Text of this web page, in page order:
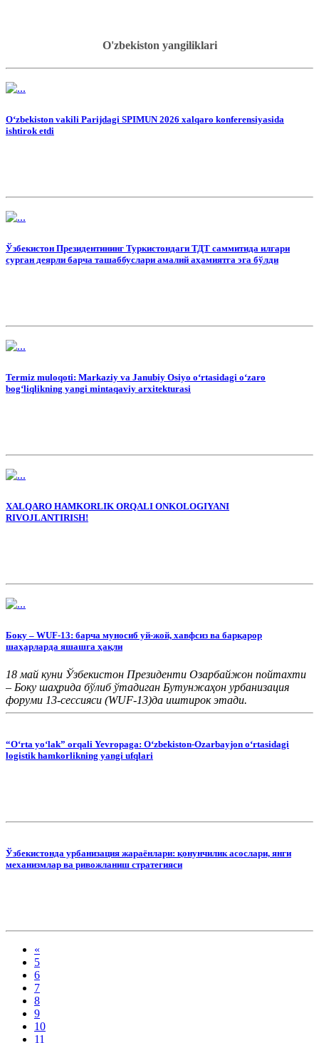
O'zbekiston yangiliklari
O‘zbekiston vakili Parijdagi SPIMUN 2026 xalqaro konferensiyasida
ishtirok etdi
Ўзбекистон Президентининг Туркистондаги ТДТ саммитида илгари
сурган деярли барча ташаббуслари амалий аҳамиятга эга бўлди
Termiz muloqoti: Markaziy va Janubiy Osiyo o‘rtasidagi o‘zaro
bog‘liqlikning yangi mintaqaviy arxitekturasi
XALQARO HAMKORLIK ORQALI ONKOLOGIYANI
RIVOJLANTIRISH!
Боку – WUF-13: барча муносиб уй-жой, хавфсиз ва барқарор
шаҳарларда яшашга ҳақли
18 май куни Ўзбекистон Президенти Озарбайжон пойтахти
– Боку шаҳрида бўлиб ўтадиган Бутунжаҳон урбанизация
форуми 13-сессияси (WUF-13)да иштирок этади.
“O‘rta yo‘lak” orqali Yevropaga: O‘zbekiston-Ozarbayjon oʻrtasidagi
logistik hamkorlikning yangi ufqlari
Ўзбекистонда урбанизация жараёнлари: қонунчилик асослари, янги
механизмлар ва ривожланиш стратегияси
«
5
6
7
8
9
10
11